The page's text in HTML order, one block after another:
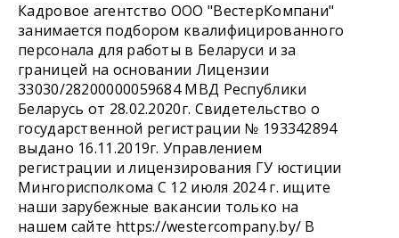
Кадровое агентство ООО "ВестерКомпани"
занимается подбором квалифицированного
персонала для работы в Беларуси и за
границей на основании Лицензии
33030/28200000059684 МВД Республики
Беларусь от 28.02.2020г. Свидетельство о
государственной регистрации № 193342894
выдано 16.11.2019г. Управлением
регистрации и лицензирования ГУ юстиции
Мингорисполкома С 12 июля 2024 г. ищите
наши зарубежные вакансии только на
нашем сайте https://westercompany.by/ В